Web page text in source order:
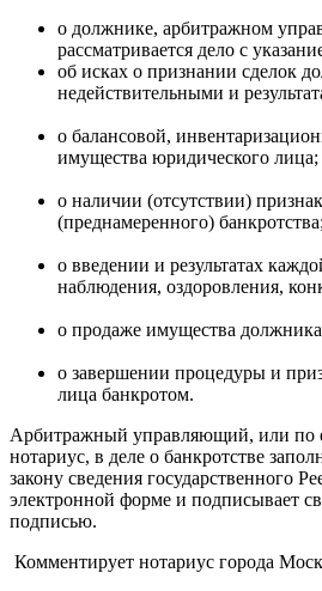
о должнике, арбитражном
рассматривается дело с
об исках о признании сделок
недействительными и
о балансовой,
имущества юридического лица;
о наличии (отсутствии)
(преднамеренного) банкротства;
о введении и результатах
наблюдения, оздоровления,
о продаже имущества должника
о завершении процедуры и
лица банкротом.
Арбитражный управляющий, или по
нотариус, в деле о банкротстве
закону сведения
электронной форме и подписывает
подписью.
Комментирует нотариус города